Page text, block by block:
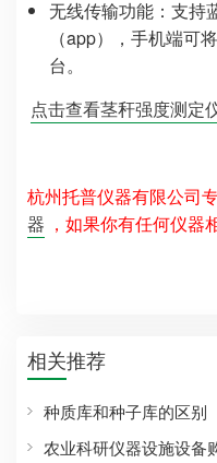
无线传输功能： 支持
（app），手机端可
台。
点击查看茎秆强度测定
杭州托普仪器有限公司
器 ，如果你有任何仪器
相关推荐
种质库和种子库的区别
农业科研仪器设施设备